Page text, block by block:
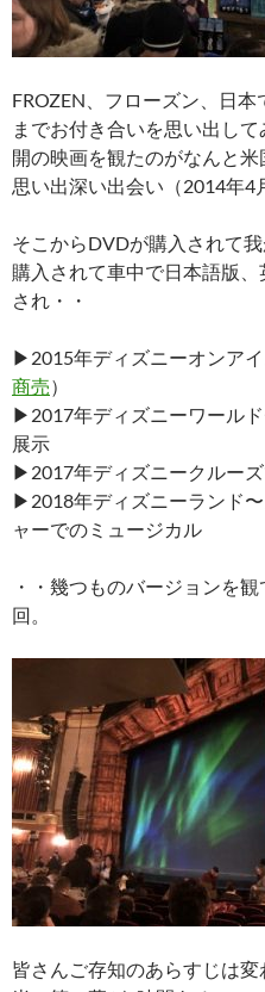
FROZEN、フローズン、日
までお付き合いを思い出し
開の映画を観たのがなんと
思い出深い出会い（2014年4
そこからDVDが購入されて
購入されて車中で日本語版
され・・
▶︎2015年ディズニーオンア
商売）
▶︎2017年ディズニーワール
展示
▶︎2017年ディズニークルー
▶︎2018年ディズニーランド
ャーでのミュージカル
・・幾つものバージョンを
回。
皆さんご存知のあらすじは